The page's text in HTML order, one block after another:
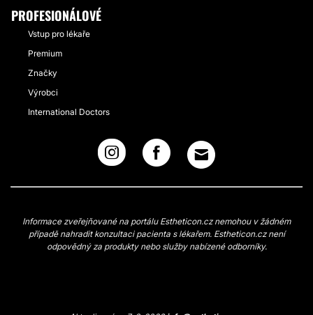
PROFESIONÁLOVÉ
Vstup pro lékaře
Premium
Značky
Výrobci
International Doctors
Informace zveřejňované na portálu Estheticon.cz nemohou v žádném
případě nahradit konzultaci pacienta s lékařem. Estheticon.cz není
odpovědný za produkty nebo služby nabízené odborníky.